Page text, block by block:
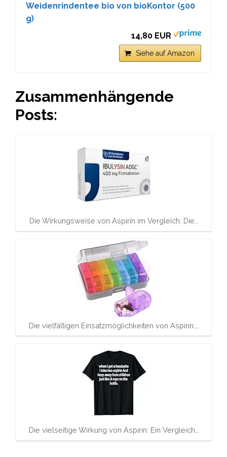
Weidenrindentee bio von bioKontor (500
g)
14,80 EUR
Siehe auf Amazon
Zusammenhängende
Posts:
Die Wirkungsweise von Aspirin im Vergleich: Die…
Die vielfältigen Einsatzmöglichkeiten von Aspirin:…
Die vielseitige Wirkung von Aspirin: Ein Vergleich…